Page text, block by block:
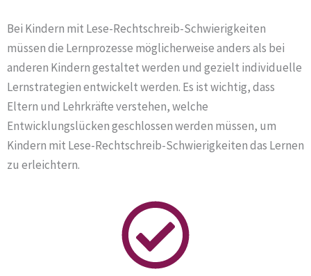
Bei Kindern mit Lese-Rechtschreib-Schwierigkeiten
müssen die Lernprozesse möglicherweise anders als bei
anderen Kindern gestaltet werden und gezielt individuelle
Lernstrategien entwickelt werden. Es ist wichtig, dass
Eltern und Lehrkräfte verstehen, welche
Entwicklungslücken geschlossen werden müssen, um
Kindern mit Lese-Rechtschreib-Schwierigkeiten das Lernen
zu erleichtern.